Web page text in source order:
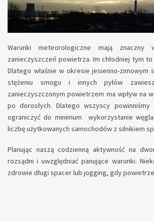
Warunki meteorologiczne mają znaczny
zanieczyszczeń powietrza. Im chłodniej tym
Dlatego właśnie w okresie jesienno-zimowym
stężeniu smogu i innych pyłów
zanieczyszczonym powietrzem ma wpływ na
po dorosłych. Dlatego wszyscy powinniśmy
ograniczyć do minimum wykorzystanie
liczbę użytkowanych samochodów z silnikiem
Planując naszą codzienną aktywność na
rozsądni i uwzględniać panujące warunki.
zdrowie długi spacer lub jogging, gdy